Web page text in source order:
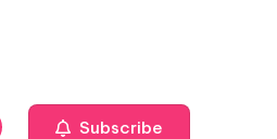
Subscribe